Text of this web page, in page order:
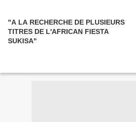
"A LA RECHERCHE DE PLUSIEURS
TITRES DE L'AFRICAN FIESTA
SUKISA"